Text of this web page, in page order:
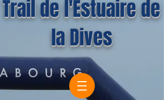
Trail de l'Estuaire de
la Dives